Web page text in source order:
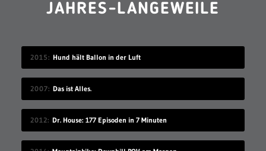
JAHRES-LANGEWEILE
2015 Hund hält Ballon in der Luft
2007 Das ist Alles.
2012 Dr. House: 177 Episoden in 7 Minuten